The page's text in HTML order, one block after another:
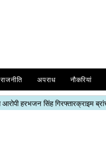
राजनीति अपराध नौकरियां